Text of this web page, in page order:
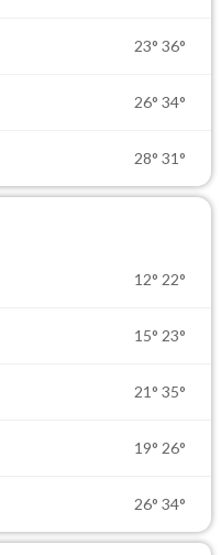
23° 36°
26° 34°
28° 31°
12° 22°
15° 23°
21° 35°
19° 26°
26° 34°